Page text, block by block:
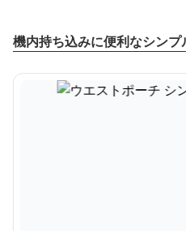
機内持ち込みに便利なシン